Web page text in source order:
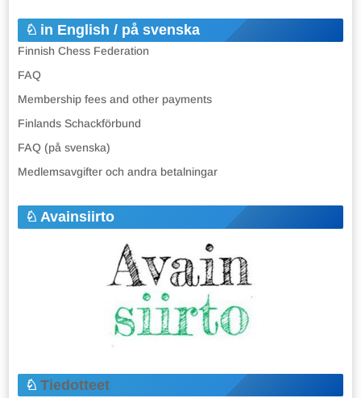
in English / på svenska
Finnish Chess Federation
FAQ
Membership fees and other payments
Finlands Schackförbund
FAQ (på svenska)
Medlemsavgifter och andra betalningar
Avainsiirto
Tiedotteet